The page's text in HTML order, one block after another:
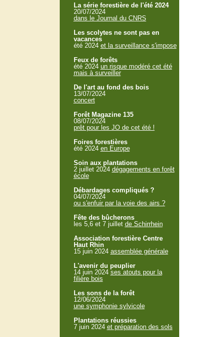
La série forestière de l'été 2024
20/07/2024
dans le Journal du CNRS
Les scolytes ne sont pas en
vacances
été 2024 et la surveillance s'impose
Feux de forêts
été 2024 un risque modéré cet été
mais à surveiller
De l'art au fond des bois
13/07/2024
concert
Forêt Magazine 135
08/07/2024
prêt pour les JO de cet été !
Foires forestières
été 2024 en Europe
Soin aux plantations
2 juillet 2024 dégagements en forêt
école
Débardages compliqués ?
04/07/2024
ou s'enfuir par la voie des airs ?
Fête des bûcherons
les 5,6 et 7 juillet de Schirrhein
Association forestière Centre
Haut Rhin
15 juin 2024 assemblée générale
L'avenir du peuplier
14 juin 2024 ses atouts pour la
filière bois
Les sons de la forêt
12/06/2024
une symphonie sylvicole
Plantations réussies
7 juin 2024 et préparation des sols